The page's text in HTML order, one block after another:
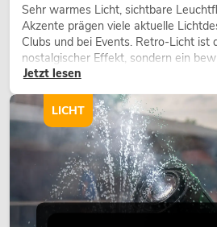
Sehr warmes Licht, sichtbare
Akzente prägen viele aktuelle
Clubs und bei Events. Retro-Licht ist
nostalgischer Effekt, sondern ein
Gestaltungsmittel: Es schafft
wirken lassen.
Jetzt lesen
LICHT